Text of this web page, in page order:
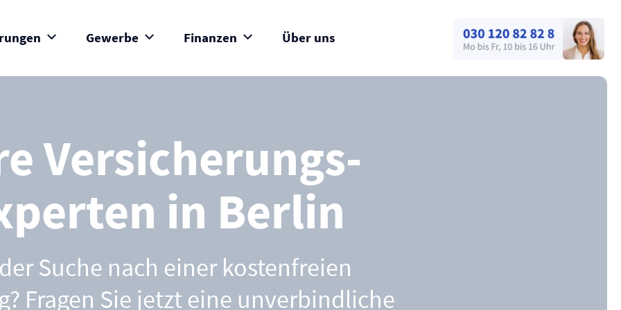
Gewerbe Finanzen Über uns
Versicherungs­
in Berlin
Suche nach einer kostenfreien
Fragen Sie jetzt eine unverbindliche